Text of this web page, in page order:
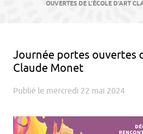
OUVERTES DE L’ÉCOLE D’ART
Journée portes ouvertes
Claude Monet
Publié le mercredi 22 mai 2024